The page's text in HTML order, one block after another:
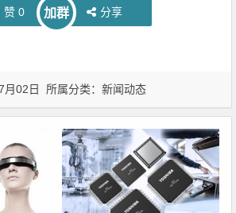
赞 0 加群 分享
月02日 所属分类：新闻动态